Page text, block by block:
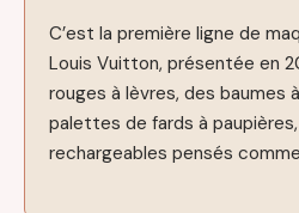
C’est la première ligne de
Louis Vuitton, présentée en
rouges à lèvres, des baumes
palettes de fards à
rechargeables pensés